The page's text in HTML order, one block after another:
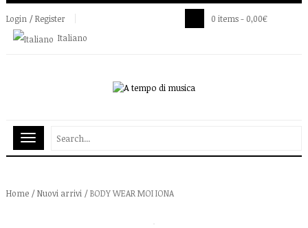
Login / Register
Italiano
0 items - 0,00€
Home /Nuovi arrivi / BODY WEAR MOI IONA